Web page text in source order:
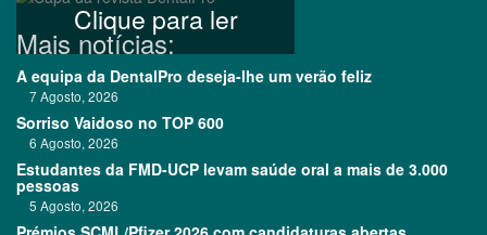
Clique para ler
Mais notícias:
A equipa da DentalPro deseja-lhe um verão feliz
7 Agosto, 2026
Sorriso Vaidoso no TOP 600
6 Agosto, 2026
Estudantes da FMD-UCP levam saúde oral a mais de 3.000
pessoas
5 Agosto, 2026